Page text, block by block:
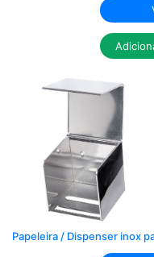
Papeleira / Dispenser inox